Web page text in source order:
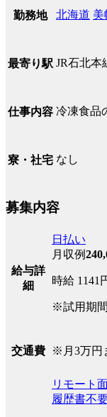
勤務地 北海道 美
最寄り駅 JR石北本
仕事内容 冷凍食品
寮・社宅 なし
募集内容
給与詳
細
日払い
月収例
時給 1141
※試用期
交通費 ※月3万円
リモート
履歴書不